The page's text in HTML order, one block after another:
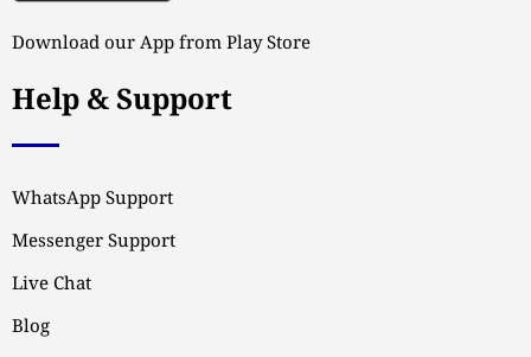
Download our App from Play Store
Help & Support
WhatsApp Support
Messenger Support
Live Chat
Blog